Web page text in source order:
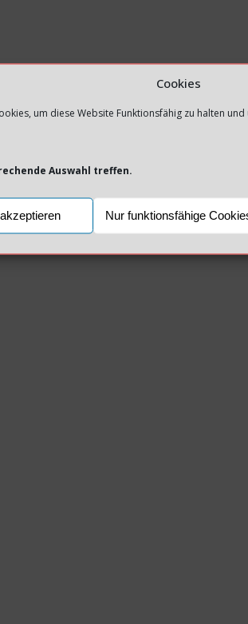
Cookies
um diese Website Funktionsfähig zu halten
Auswahl treffen.
Nur funktionsfähige